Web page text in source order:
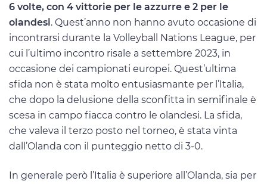
6 volte, con 4 vittorie per le azzurre e 2 per le
olandesi. Quest’anno non hanno avuto occasione di
incontrarsi durante la Volleyball Nations League, per
cui l’ultimo incontro risale a settembre 2023, in
occasione dei campionati europei. Quest’ultima
sfida non è stata molto entusiasmante per l’Italia,
che dopo la delusione della sconfitta in semifinale è
scesa in campo fiacca contro le olandesi. La sfida,
che valeva il terzo posto nel torneo, è stata vinta
dall’Olanda con il punteggio netto di 3-0.
In generale però l’Italia è superiore all’Olanda, sia per